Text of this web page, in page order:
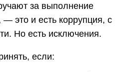
за выполнение
это и есть коррупция, с
Но есть исключения.
если: